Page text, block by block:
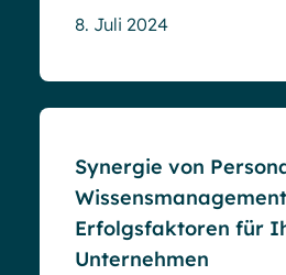
8. Juli 2024
Synergie von
Erfolgsfaktoren für
Unternehmen